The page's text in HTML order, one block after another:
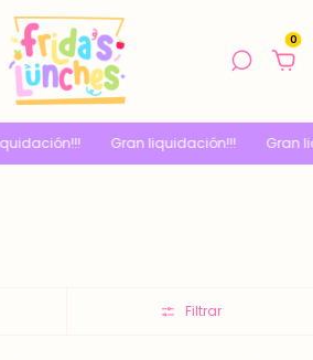
0
Gran liquidación!!! Gran liquidación!!!
Filtrar